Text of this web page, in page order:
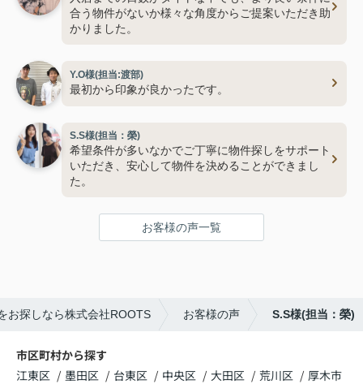
合う物件がないか様々な角度からご提案いただき助
かりました。
Y.O様(担当:渡部)
最初から印象が良かったです。
S.S様(担当：榮)
希望条件が多いなかでご丁寧に物件探しをサポート
いただき、安心して物件を決めることができまし
た。
お客様の声一覧
お探しなら株式会社ROOTS お客様の声 S.S様(担当：榮)
市区町村から探す
江東区
墨田区 台東区 中央区 大田区 荒川区
厚木市